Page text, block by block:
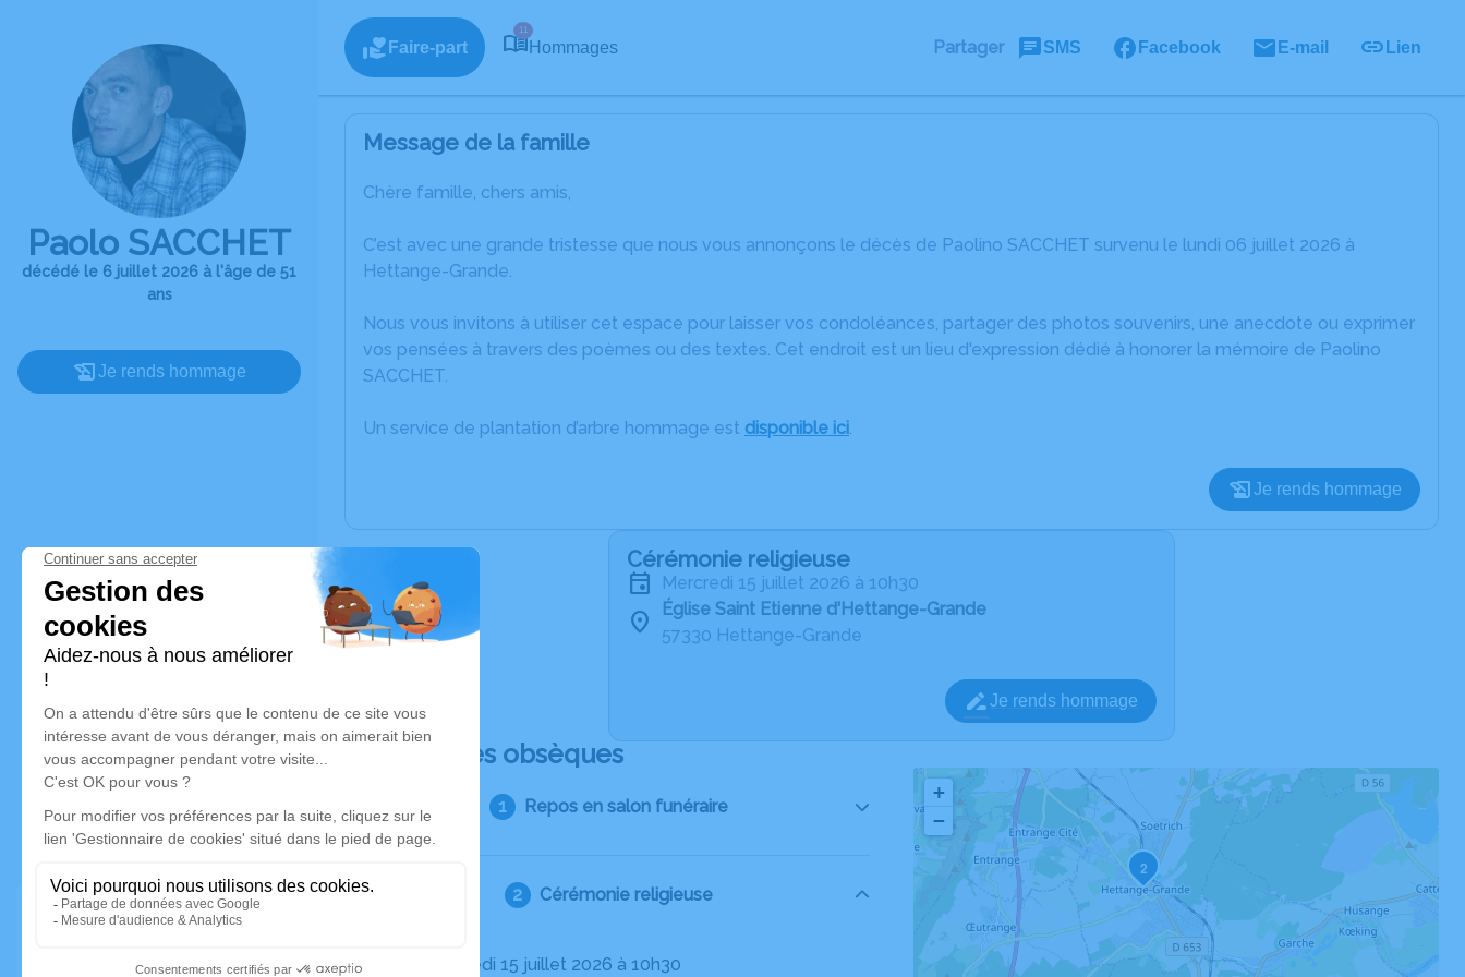
Paolo SACCHET
décédé le 6 juillet 2026 à l'âge de 51
ans
Je rends hommage
Faire-part
11
Hommages Partager SMS Facebook E-mail Lien
Message de la famille
Chère famille, chers amis,
C’est avec une grande tristesse que nous vous annonçons le décès de Paolino SACCHET survenu le lundi 06 juillet 2026 à
Hettange-Grande.
Nous vous invitons à utiliser cet espace pour laisser vos condoléances, partager des photos souvenirs, une anecdote ou exprimer
vos pensées à travers des poèmes ou des textes. Cet endroit est un lieu d'expression dédié à honorer la mémoire de Paolino
SACCHET.
Un service de plantation d’arbre hommage est disponible ici.
Je rends hommage
Cérémonie religieuse
mercredi 15 juillet 2026 à 10h30
Église Saint Etienne d'Hettange-Grande
57330 Hettange-Grande
Je rends hommage
Déroulé des obsèques
Repos en salon funéraire
Cérémonie religieuse
Le mercredi 15 juillet 2026 à 10h30
2
+
−